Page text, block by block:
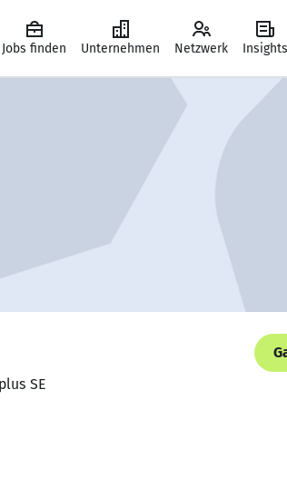
Jobs finden Unternehmen Netzwerk Insights
SE